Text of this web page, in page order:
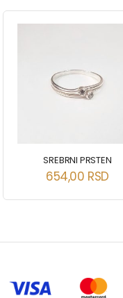
SREBRNI PRSTEN
654,00 RSD